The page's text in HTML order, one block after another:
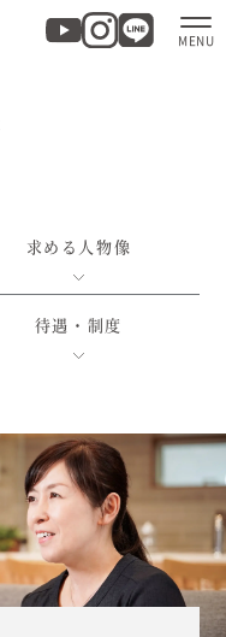
求める人物像
待遇・制度